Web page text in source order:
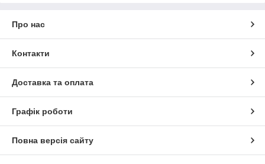
Про нас
Контакти
Доставка та оплата
Графік роботи
Повна версія сайту